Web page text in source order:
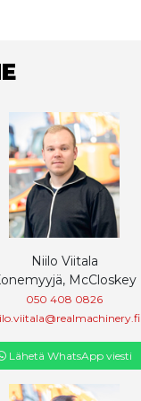
Niilo Viitala
McCloskey
050 408 0826
Lähetä WhatsApp viesti